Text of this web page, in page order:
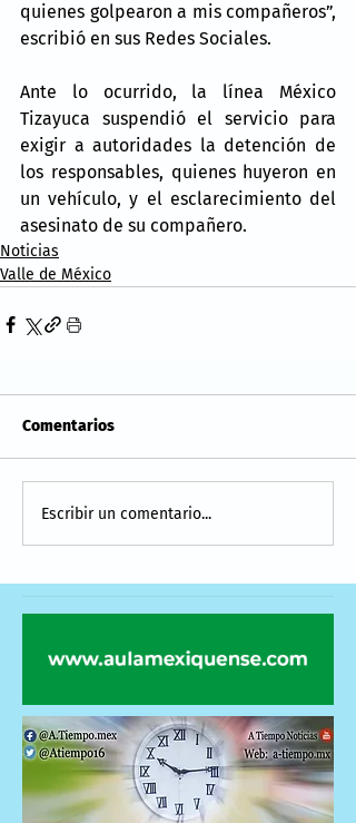
quienes golpearon a mis compañeros”,
escribió en sus Redes Sociales.
Ante lo ocurrido, la línea México
Tizayuca suspendió el servicio para
exigir a autoridades la detención de
los responsables, quienes huyeron en
un vehículo, y el esclarecimiento del
asesinato de su compañero.
Noticias
Valle de México
Comentarios
Escribir un comentario...